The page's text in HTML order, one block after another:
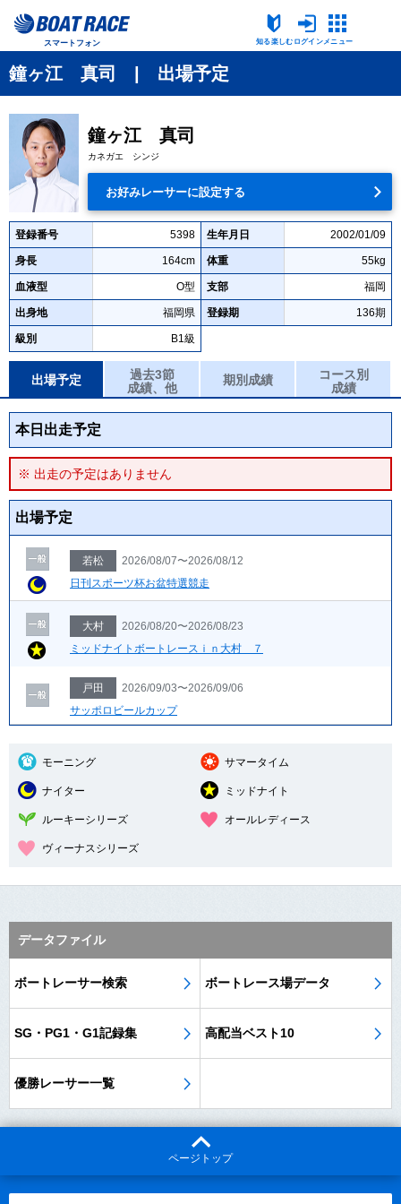
スマートフォン 知る楽しむ ログインメニュー
鐘ヶ江 真司 | 出場予定
鐘ヶ江 真司
カネガエ シンジ
お好みレーサーに設定する
登録番号 5398 生年月日 2002/01/09
身長 164cm 体重 55kg
血液型 O型 支部 福岡
出身地 福岡県 登録期 136期
級別 B1級
出場予定
過去3節
成績、他
期別成績
コース別
成績
本日出走予定
※ 出走の予定はありません
出場予定
若松
2026/08/07〜2026/08/12
日刊スポーツ杯お盆特選競走
大村
2026/08/20〜2026/08/23
ミッドナイトボートレースｉｎ大村 ７
戸田
2026/09/03〜2026/09/06
サッポロビールカップ
モーニング サマータイム
ナイター ミッドナイト
ルーキーシリーズ オールレディース
ヴィーナスシリーズ
データファイル
ボートレーサー検索 ボートレース場データ
SG・PG1・G1記録集 高配当ベスト10
優勝レーサー一覧
ページトップ